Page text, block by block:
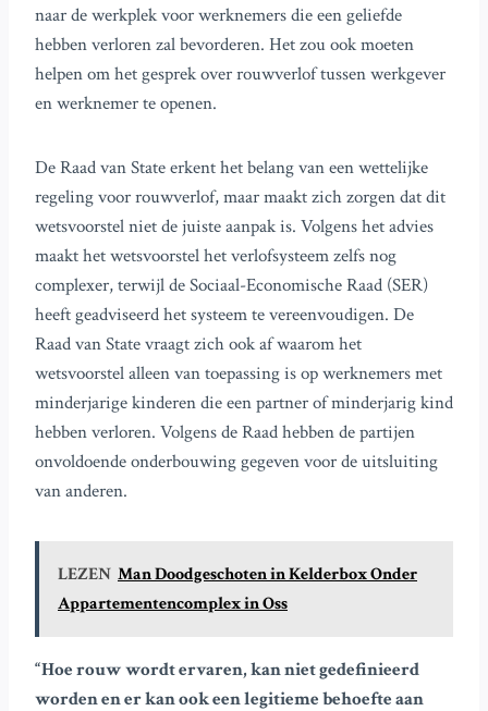
naar de werkplek voor werknemers die een geliefde
hebben verloren zal bevorderen. Het zou ook moeten
helpen om het gesprek over rouwverlof tussen werkgever
en werknemer te openen.
De Raad van State erkent het belang van een wettelijke
regeling voor rouwverlof, maar maakt zich zorgen dat dit
wetsvoorstel niet de juiste aanpak is. Volgens het advies
maakt het wetsvoorstel het verlofsysteem zelfs nog
complexer, terwijl de Sociaal-Economische Raad (SER)
heeft geadviseerd het systeem te vereenvoudigen. De
Raad van State vraagt zich ook af waarom het
wetsvoorstel alleen van toepassing is op werknemers met
minderjarige kinderen die een partner of minderjarig kind
hebben verloren. Volgens de Raad hebben de partijen
onvoldoende onderbouwing gegeven voor de uitsluiting
van anderen.
LEZEN Man Doodgeschoten in Kelderbox Onder
Appartementencomplex in Oss
“Hoe rouw wordt ervaren, kan niet gedefinieerd
worden en er kan ook een legitieme behoefte aan